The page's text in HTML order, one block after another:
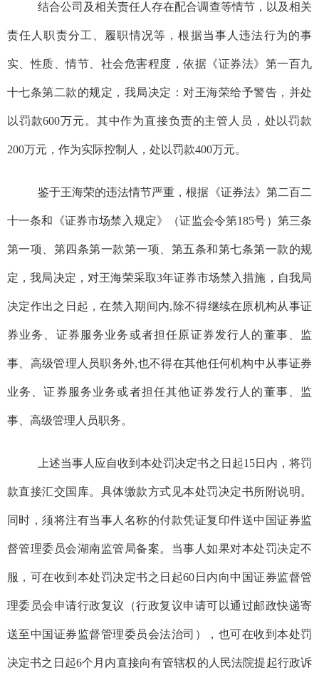
结合公司及相关责任人存在配合调查等情节，以及相关
责任人职责分工、履职情况等，根据当事人违法行为的事
实、性质、情节、社会危害程度，依据《证券法》第一百九
十七条第二款的规定，我局决定：对王海荣给予警告，并处
以罚款600万元。其中作为直接负责的主管人员，处以罚款
200万元，作为实际控制人，处以罚款400万元。
鉴于王海荣的违法情节严重，根据《证券法》第二百二
十一条和《证券市场禁入规定》（证监会令第185号）第三条
第一项、第四条第一款第一项、第五条和第七条第一款的规
定，我局决定，对王海荣采取3年证券市场禁入措施，自我局
决定作出之日起，在禁入期间内,除不得继续在原机构从事证
券业务、证券服务业务或者担任原证券发行人的董事、监
事、高级管理人员职务外,也不得在其他任何机构中从事证券
业务、证券服务业务或者担任其他证券发行人的董事、监
事、高级管理人员职务。
上述当事人应自收到本处罚决定书之日起15日内，将罚
款直接汇交国库。具体缴款方式见本处罚决定书所附说明。
同时，须将注有当事人名称的付款凭证复印件送中国证券监
督管理委员会湖南监管局备案。 当事人如果对本处罚决定不
服，可在收到本处罚决定书之日起60日内向中国证券监督管
理委员会申请行政复议 （行政复议申请可以通过邮政快递寄
送至中国证券监督管理委员会法治司） ，也可在收到本处罚
决定书之日起6个月内直接向有管辖权的人民法院提起行政诉